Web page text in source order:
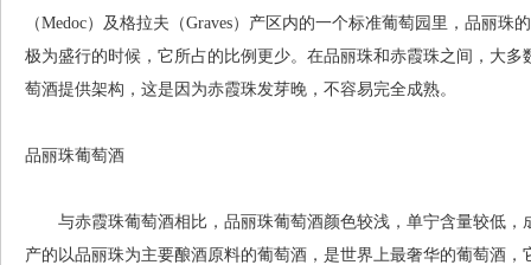
（Medoc）及格拉夫（Graves）产区内的一个标准葡萄园里，品丽
极为盛行的时候，它所占的比例更少。在品丽珠和赤霞珠之间，大
萄酒提供架构，这是因为赤霞珠发芽晚，不容易完全成熟。
品丽珠葡萄酒
与赤霞珠葡萄酒相比，品丽珠葡萄酒颜色较浅，单宁含量较低，
产的以品丽珠为主要酿酒原料的葡萄酒，是世界上最奢华的葡萄酒